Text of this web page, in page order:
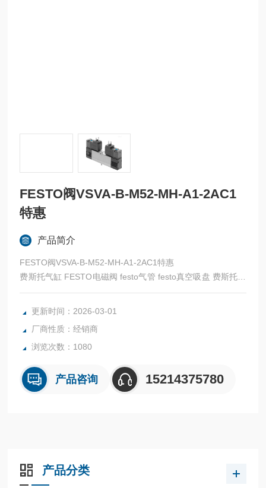
FESTO阀VSVA-B-M52-MH-A1-2AC1
特惠
产品简介
FESTO阀VSVA-B-M52-MH-A1-2AC1特惠
费斯托气缸 FESTO电磁阀 festo气管 festo真空吸盘 费斯托过
滤器 费斯托油雾器 FESTO传感器 FESTO代理
全系列产品大量现货请咨询上海茂硕机械设备有限公司
更新时间：2026-03-01
厂商性质：经销商
浏览次数：1080
产品咨询 15214375780
产品分类